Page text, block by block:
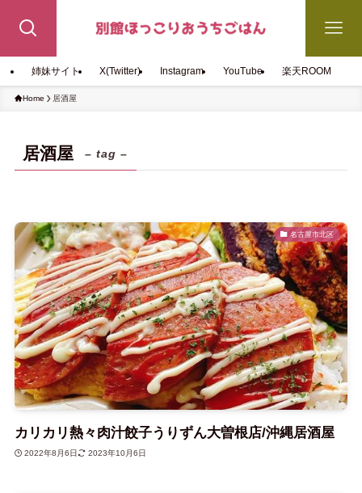
姉妹サイト X(Twitter) Instagram YouTube 楽天ROOM
Home 居酒屋
居酒屋 – tag –
名古屋市北区
カリカリ熱々肉汁餃子うりずん大曽根店/沖縄居酒屋
2022年8月6日 2023年10月6日